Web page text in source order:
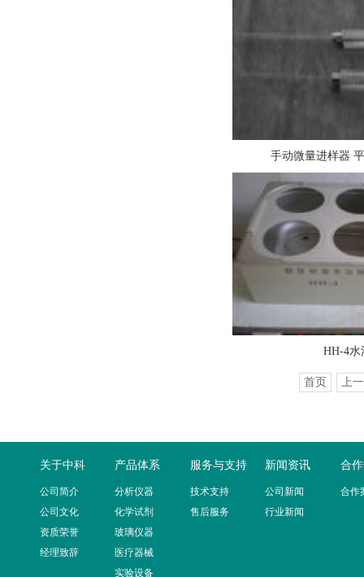
手动微量进样器
HH-4水
首页 上
关于中科
公司简介
公司文化
资质荣誉
经理致辞
产品体系
分析仪器
化学试剂
玻璃仪器
医疗器械
实验设备
服务与支持
技术支持
售后服务
新闻资讯
公司新闻
行业新闻
合
合作